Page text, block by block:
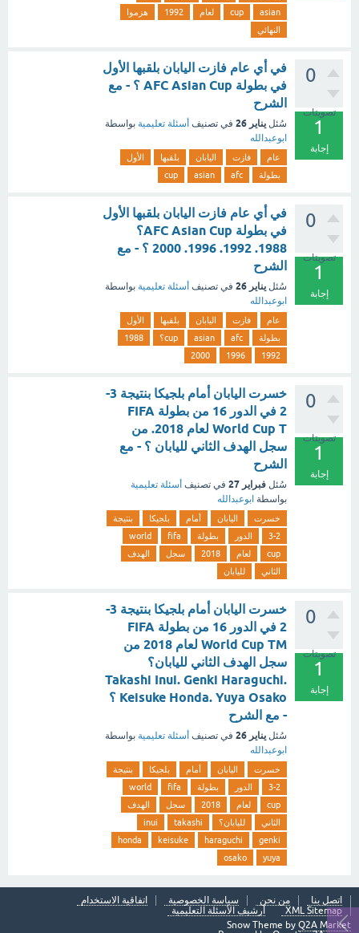
asian
cup لعام 1992
هزموا
النهائي
0
تصويتات
1
إجابة
في أي عام فازت اليابان بلقبها الأول
في بطولة AFC Asian Cup ؟ - مع
الشرح
سُئل يناير 26 في تصنيف أسئلة تعليمية بواسطة
ابوعبدالله
عام فازت اليابان بلقبها
الأول
بطولة
afc
asian
cup
0
تصويتات
1
إجابة
في أي عام فازت اليابان بلقبها الأول
في بطولة AFC Asian Cup؟
1988. 1992. 1996. 2000 ؟ - مع
الشرح
سُئل يناير 26 في تصنيف أسئلة تعليمية بواسطة
ابوعبدالله
عام فازت اليابان بلقبها
الأول
بطولة
afc
asian cup؟
1988
1992
1996
2000
0
تصويتات
1
إجابة
خسرت اليابان أمام بلجيكا بنتيجة 3-
2 في الدور 16 من بطولة FIFA
World Cup T لعام 2018. من
سجل الهدف الثاني لليابان ؟ - مع
الشرح
سُئل فبراير 27 في تصنيف أسئلة تعليمية
بواسطة ابوعبدالله
خسرت اليابان أمام بلجيكا
بنتيجة
3-2
الدور بطولة fifa
world
cup
لعام 2018 سجل
الهدف
الثاني
لليابان
0
تصويتات
1
إجابة
خسرت اليابان أمام بلجيكا بنتيجة 3-
2 في الدور 16 من بطولة FIFA
World Cup TM لعام 2018 من
سجل الهدف الثاني لليابان؟
Takashi Inui. Genki Haraguchi.
Keisuke Honda. Yuya Osako ؟
- مع الشرح
سُئل يناير 26 في تصنيف أسئلة تعليمية بواسطة
ابوعبدالله
خسرت اليابان أمام بلجيكا
بنتيجة
3-2
الدور بطولة fifa
world
cup
لعام 2018 سجل
الهدف
الثاني
لليابان؟ takashi
inui
genki
haraguchi
keisuke
honda
yuya
osako
اتصل بنا من نحن سياسة الخصوصية
اتفاقية الاستخدام
XML Sitemap
أرشيف الأسئلة التعليمية
Snow Theme by Q2A Market